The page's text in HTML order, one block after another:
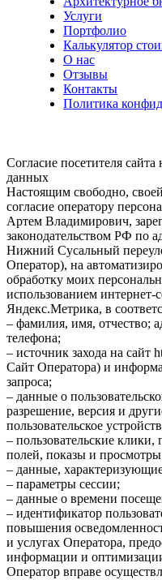
Услуги
Портфолио
Калькулятор
О нас
Отзывы
Контакты
Политика
Согласие посетителя
данных
Настоящим свободно,
согласие оператору
Артем Владимирович,
законодательством РФ по
Нижний Сусальный
Оператор), на
обработку моих
использованием интернет-
Яндекс.Метрика, в
– фамилия, имя, отчество;
телефона;
– источник захода на сайт
Сайт Оператора) и
запроса;
– данные о
разрешение, версия и
пользовательское
– пользовательские
полей, показы и
– данные,
– параметры сессии;
– данные о времени
– идентификатор
повышения
и услугах Оператора,
информации и
Оператор вправе